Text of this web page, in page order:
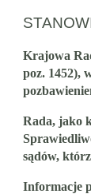
Krajowa
poz. 1452),
Rada, jako
sądów,
Informacje